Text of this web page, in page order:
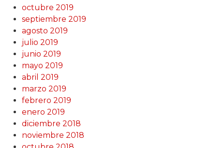
octubre 2019
septiembre 2019
agosto 2019
julio 2019
junio 2019
mayo 2019
abril 2019
marzo 2019
febrero 2019
enero 2019
diciembre 2018
noviembre 2018